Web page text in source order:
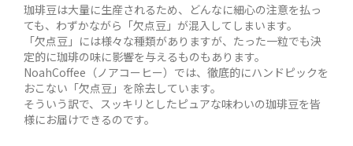
珈琲豆は大量に生産されるため、どんなに細心の注意を払っ
ても、わずかながら「欠点豆」が混入してしまいます。
「欠点豆」には様々な種類がありますが、たった一粒でも決
定的に珈琲の味に影響を与えるものもあります。
NoahCoffee（ノアコーヒー）では、徹底的にハンドピックを
おこない「欠点豆」を除去しています。
そういう訳で、スッキリとしたピュアな味わいの珈琲豆を皆
様にお届けできるのです。